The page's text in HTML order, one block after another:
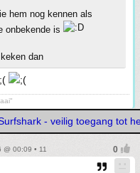
hem nog kennen als
onbekende is
dan
- veilig toegang tot
@ 00:09 • 11